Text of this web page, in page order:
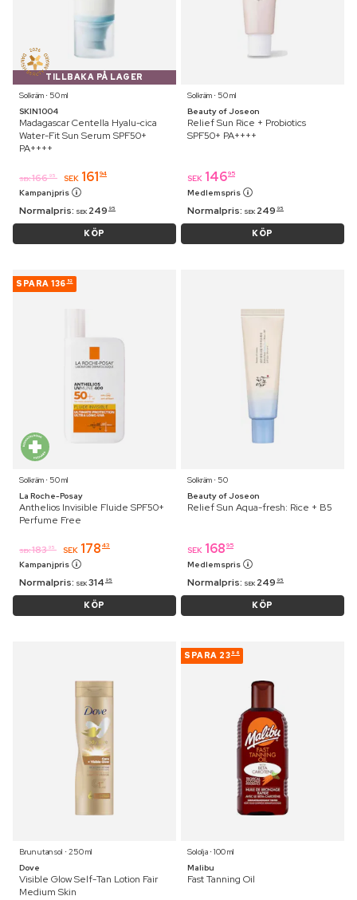
TILLBAKA PÅ LAGER
Solkräm ⋅ 50 ml
SKIN1004
Madagascar Centella Hyalu-cica
Water-Fit Sun Serum SPF50+
PA++++
SEK 166 95 SEK 161 94
Kampanjpris
Normalpris: SEK 249 95
KÖP
Solkräm ⋅ 50 ml
Beauty of Joseon
Relief Sun Rice + Probiotics
SPF50+ PA++++
SEK 14695
Medlemspris
Normalpris: SEK 249 95
KÖP
SPARA 136 52
Solkräm ⋅ 50 ml
La Roche-Posay
Anthelios Invisible Fluide SPF50+
Perfume Free
SEK 183 95 SEK 178 43
Kampanjpris
Normalpris: SEK 314 95
KÖP
Solkräm ⋅ 50
Beauty of Joseon
Relief Sun Aqua-fresh: Rice + B5
SEK 168 95
Medlemspris
Normalpris: SEK 249 95
KÖP
Brun utan sol ⋅ 250 ml
Dove
Visible Glow Self-Tan Lotion Fair
Medium Skin
SPARA 23 96
Sololja ⋅ 100 ml
Malibu
Fast Tanning Oil